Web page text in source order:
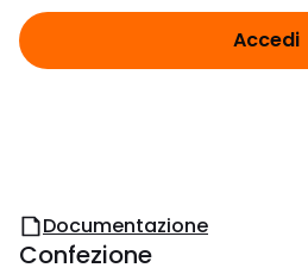
Accedi
Documentazione
Confezione